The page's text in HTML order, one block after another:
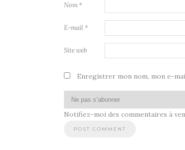
Nom *
E-mail *
Site web
Enregistrer mon nom, mon e-
Notifiez-moi des commentaires à